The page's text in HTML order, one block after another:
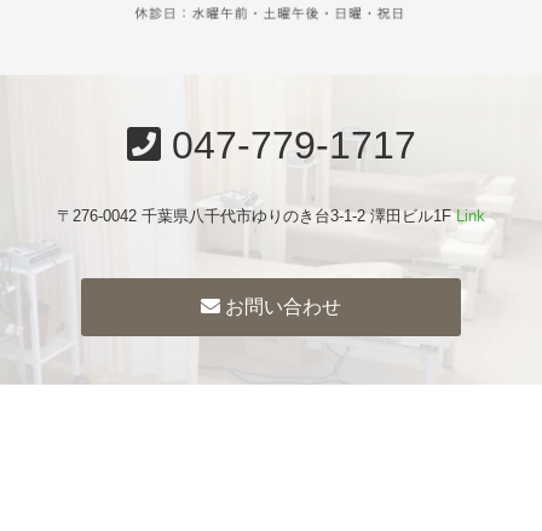
047-779-1717
〒276-0042 千葉県八千代市ゆりのき台3-1-2 澤田ビル1FLink
お問い合わせ